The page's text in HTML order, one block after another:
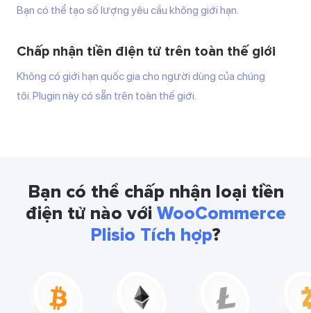
Bạn có thể tạo số lượng yêu cầu không giới hạn.
Chấp nhận tiền điện tử trên toàn thế giới
Không có giới hạn quốc gia cho người dùng của chúng
tôi. Plugin này có sẵn trên toàn thế giới.
Bạn có thể chấp nhận loại tiền
điện tử nào với WooCommerce
Plisio Tích hợp?